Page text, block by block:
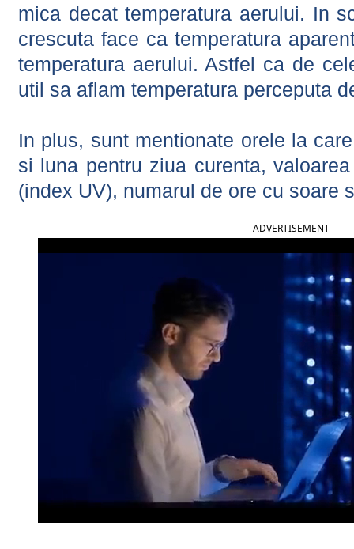
mica decat temperatura aerului. In
crescuta face ca temperatura
temperatura aerului. Astfel ca de
util sa aflam temperatura perceputa
In plus, sunt mentionate orele la
si luna pentru ziua curenta,
(index UV), numarul de ore cu soare
ADVERTISEMENT